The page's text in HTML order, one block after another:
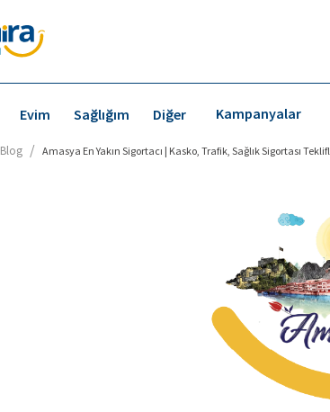
Evim Sağlığım Diğer Kampanyalar
Blog / Amasya En Yakın Sigortacı | Kasko, Trafik, Sağlık Sigortası